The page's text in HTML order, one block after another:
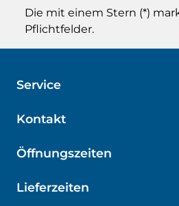
Die mit einem Stern (*)
Pflichtfelder.
Kontakt
Öffnungszeiten
Service
Lieferzeiten